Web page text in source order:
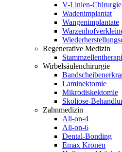
V-Linien-Chirurgie
Wadenimplantat
Wangenimplantate
Regenerative Medizin
Wirbelsäulenchirurgie
Laminektomie
Mikrodiskektomie
Skoliose-
Zahnmedizin
All-on-4
All-on-6
Dental-Bonding
Emax Kronen